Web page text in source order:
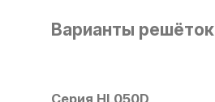
Варианты решёток
Серия HL050D